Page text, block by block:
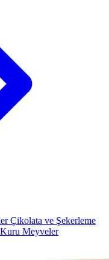
Çikolata ve Şekerleme
Meyveler